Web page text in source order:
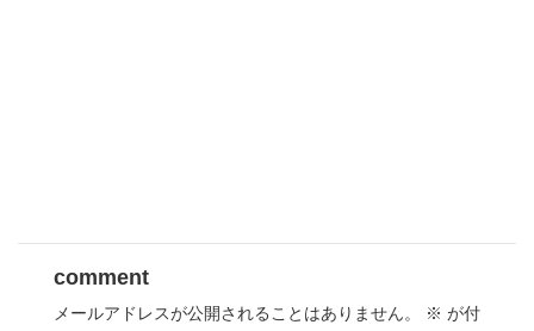
comment
メールアドレスが公開されることはありません。 ※ が付